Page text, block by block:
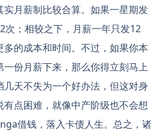
月薪制比较合算。如果一星期发
次；相较之下，月薪一年只发12
的成本和时间。不过，如果你本
份月薪下来，那么你得立刻马上
天不失为一个好办法，但这对身
点困难，就像中产阶级也不会想
借钱，落入卡债人生。总之，诸